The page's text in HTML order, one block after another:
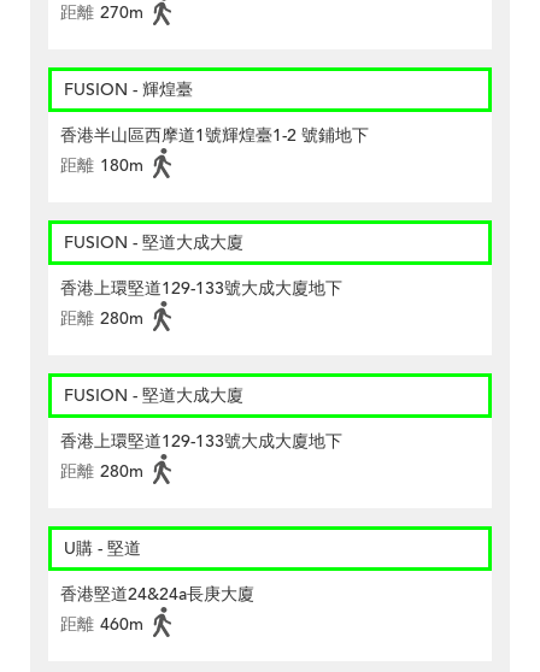
距離 270m
FUSION - 輝煌臺
香港半山區西摩道1號輝煌臺1-2 號鋪地下
距離 180m
FUSION - 堅道大成大廈
香港上環堅道129-133號大成大廈地下
距離 280m
FUSION - 堅道大成大廈
香港上環堅道129-133號大成大廈地下
距離 280m
U購 - 堅道
香港堅道24&24a長庚大廈
距離 460m